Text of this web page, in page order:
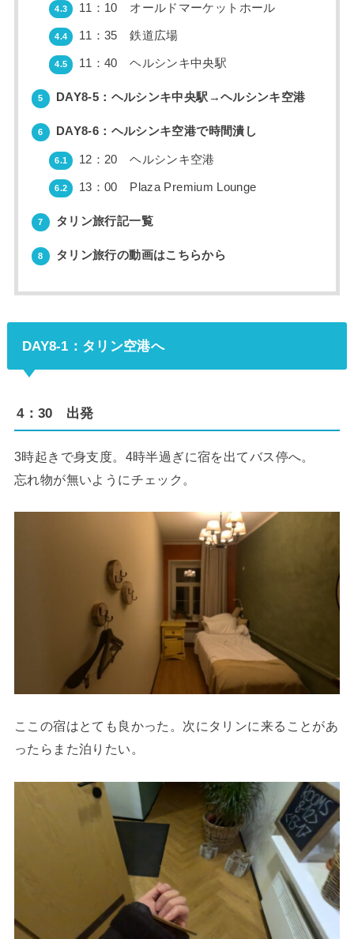
4.3 11：10 オールドマーケットホール
4.4 11：35 鉄道広場
4.5 11：40 ヘルシンキ中央駅
5 DAY8-5：ヘルシンキ中央駅→ヘルシンキ空港
6 DAY8-6：ヘルシンキ空港で時間潰し
6.1 12：20 ヘルシンキ空港
6.2 13：00 Plaza Premium Lounge
7 タリン旅行記一覧
8 タリン旅行の動画はこちらから
DAY8-1：タリン空港へ
4：30 出発
3時起きで身支度。4時半過ぎに宿を出てバス停へ。
忘れ物が無いようにチェック。
ここの宿はとても良かった。次にタリンに来ることがあ
ったらまた泊りたい。